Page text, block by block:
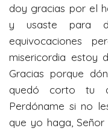
doy gracias por el
y usaste para
equivocaciones
misericordia estoy
Gracias porque
quedó corto tu
Perdóname si no
que yo haga,